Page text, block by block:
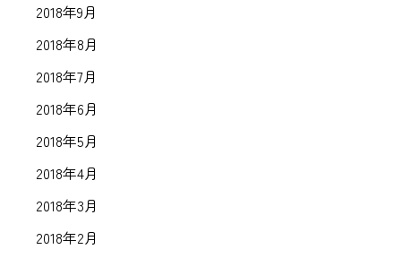
2018年9月
2018年8月
2018年7月
2018年6月
2018年5月
2018年4月
2018年3月
2018年2月